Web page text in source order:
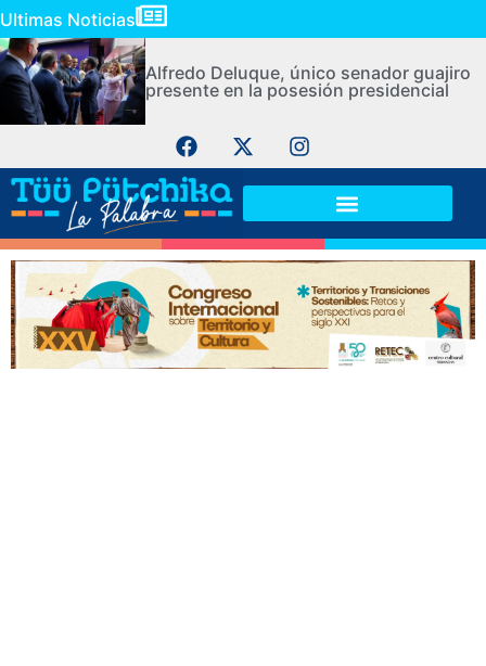
Ultimas Noticias
Alfredo Deluque, único senador guajiro
presente en la posesión presidencial